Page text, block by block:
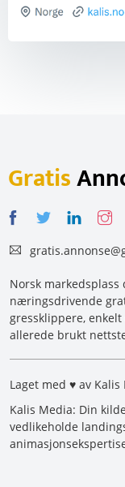
Gratis
Norsk
næringsdrivende
gressklippere,
allerede brukt
Laget med ♥ av Kalis
Kalis Media: Din
vedlikeholde